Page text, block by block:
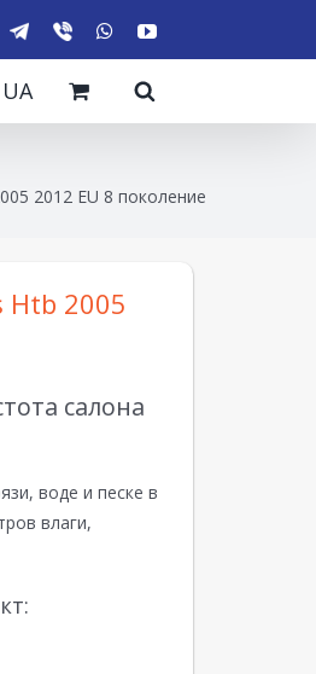
UA
2012 EU 8 поколение
Htb 2005
салона
воде и песке в
влаги,